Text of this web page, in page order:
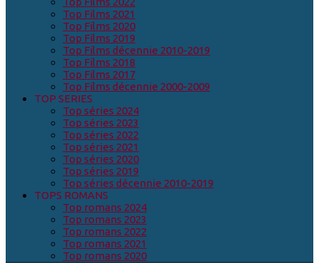
Top Films 2021
Top Films 2020
Top Films 2019
Top Films décennie 2010-2019
Top Films 2018
Top Films 2017
Top Films décennie 2000-2009
TOP SERIES
Top séries 2024
Top séries 2023
Top séries 2022
Top séries 2021
Top séries 2020
Top séries 2019
Top séries décennie 2010-2019
TOPS ROMANS
Top romans 2024
Top romans 2023
Top romans 2022
Top romans 2021
Top romans 2020